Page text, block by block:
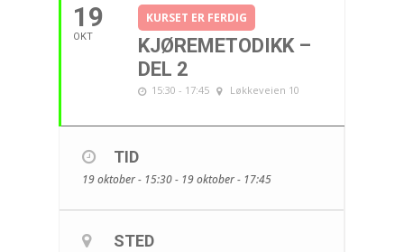
19
OKT
KURSET ER FERDIG
KJØREMETODIKK –
DEL 2
15:30 - 17:45 Løkkeveien 10
TID
19 oktober - 15:30 - 19 oktober - 17:45
STED